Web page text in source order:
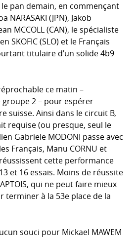
pan demain, en commençant
NARASAKI (JPN), Jakob
MCCOLL (CAN), le spécialiste
SKOFIC (SLO) et le Français
titulaire d’un solide 4b9
ce matin –
2 – pour espérer
suisse. Ainsi dans le circuit B,
requise (ou presque, seul le
Gabriele MODONI passe avec
Français, Manu CORNU et
réussissent cette performance
et 16 essais. Moins de réussite
qui ne peut faire mieux
terminer à la 53e place de la
souci pour Mickael MAWEM